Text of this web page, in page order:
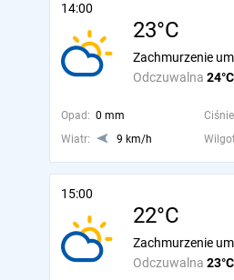
14:00
23°C
Odczuwalna 24°C
Zachmurzenie
Opad: 0 mm
Wiatr:
9 km/h
15:00
22°C
Odczuwalna 23°C
Zachmurzenie